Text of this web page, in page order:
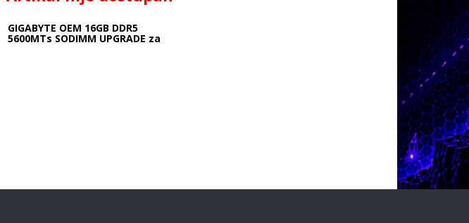
GIGABYTE OEM 16GB DDR5
5600MTs SODIMM UPGRADE za